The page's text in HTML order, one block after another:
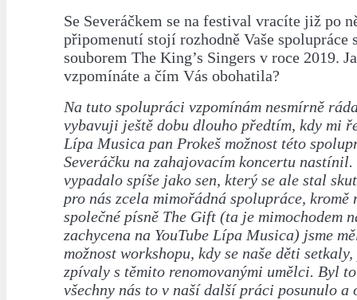
Se Severáčkem se na festival vracíte již po
připomenutí stojí rozhodně Vaše spolupráce
souborem The King’s Singers v roce 2019.
vzpomínáte a čím Vás obohatila?
Na tuto spolupráci vzpomínám nesmírně
vybavuji ještě dobu dlouho předtím, kdy mi
Lípa Musica pan Prokeš možnost této
Severáčku na zahajovacím koncertu nastínil.
vypadalo spíše jako sen, který se ale stal
pro nás zcela mimořádná spolupráce, kromě
společné písně The Gift (ta je mimochodem
zachycena na YouTube Lípa Musica) jsme
možnost workshopu, kdy se naše děti
zpívaly s těmito renomovanými umělci. Byl
všechny nás to v naší další práci posunulo a